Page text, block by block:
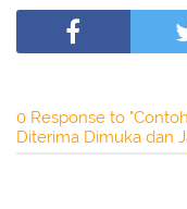
0 Response to
Diterima Dimuka dan